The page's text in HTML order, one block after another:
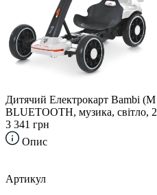
Дитячий Електрокарт Bambi
BLUETOOTH, музика, світло,
3 341 грн
Опис
Артикул